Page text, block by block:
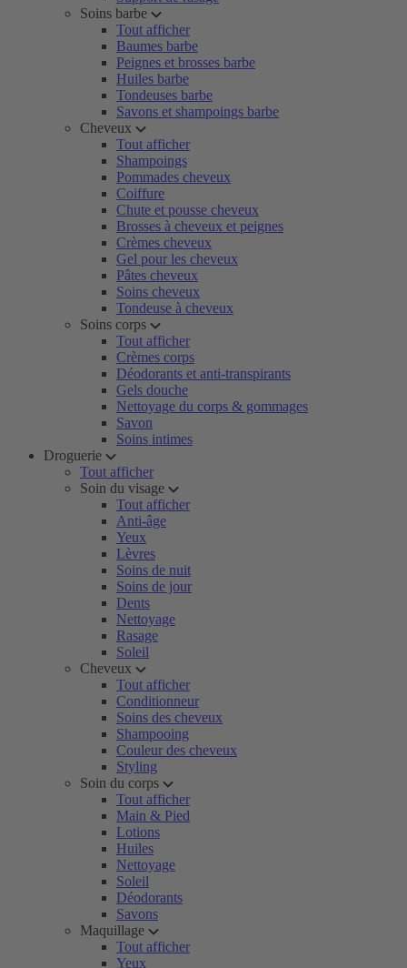
Soins barbe
Tout afficher
Baumes barbe
Peignes et brosses barbe
Huiles barbe
Tondeuses barbe
Savons et shampoings barbe
Cheveux
Tout afficher
Shampoings
Pommades cheveux
Coiffure
Chute et pousse cheveux
Brosses à cheveux et peignes
Crèmes cheveux
Gel pour les cheveux
Pâtes cheveux
Soins cheveux
Tondeuse à cheveux
Soins corps
Tout afficher
Crèmes corps
Déodorants et anti-transpirants
Gels douche
Nettoyage du corps & gommages
Savon
Soins intimes
Droguerie
Tout afficher
Soin du visage
Tout afficher
Anti-âge
Yeux
Lèvres
Soins de nuit
Soins de jour
Dents
Nettoyage
Rasage
Soleil
Cheveux
Tout afficher
Conditionneur
Soins des cheveux
Shampooing
Couleur des cheveux
Styling
Soin du corps
Tout afficher
Main & Pied
Lotions
Huiles
Nettoyage
Soleil
Déodorants
Savons
Maquillage
Tout afficher
Yeux